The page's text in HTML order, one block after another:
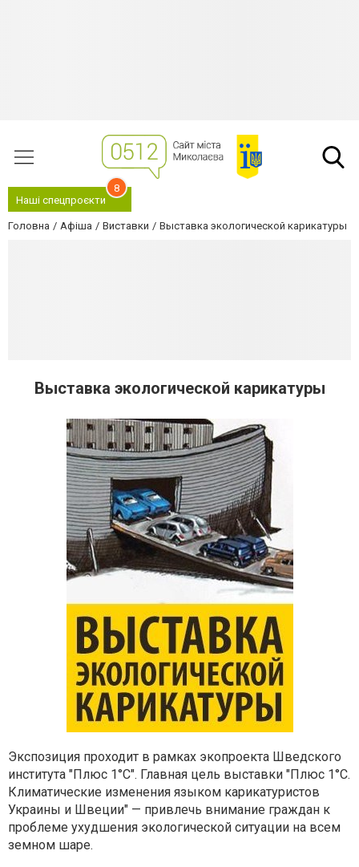
Наші спецпроєкти
8
Головна Афіша Виставки Выставка экологической карикатуры
Выставка экологической карикатуры
Экспозиция проходит в рамках экопроекта Шведского
института "Плюс 1°С". Главная цель выставки "Плюс 1°С.
Климатические изменения языком карикатуристов
Украины и Швеции" — привлечь внимание граждан к
проблеме ухудшения экологической ситуации на всем
земном шаре.